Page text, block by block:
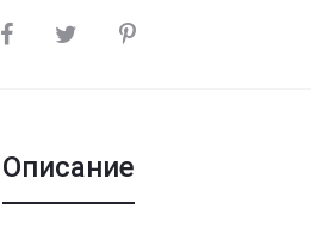
SHARE
Описание